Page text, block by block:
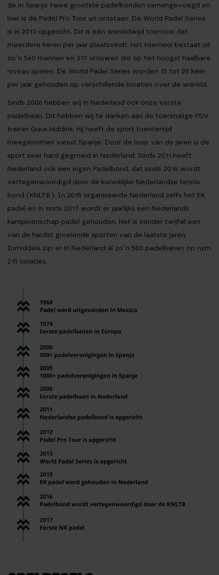
de in Spanje twee grootste padelbonden samengevoegd en
hier is de Padel Pro Tour uit ontstaan. De World Padel Series
is in 2013 opgericht. Dit is een wereldwijd toernooi dat
meerdere keren per jaar plaatsvindt. Het toernooi bestaat uit
zo’n 560 mannen en 317 vrouwen die op het hoogst haalbare
niveau spelen. De World Padel Series worden 15 tot 20 keer
per jaar gehouden op verschillende locaties over de wereld.
Sinds 2006 hebben wij in Nederland ook onze eerste
padelbaan. Dit hebben wij te danken aan de toenmalige PSV
trainer Guus Hiddink. Hij heeft de sport toentertijd
meegenomen vanuit Spanje. Door de loop van de jaren is de
sport zeer hard gegroeid in Nederland. Sinds 2011 heeft
Nederland ook een eigen Padelbond, dat sinds 2016 wordt
vertegenwoordigd door de koninklijke Nederlandse tennis
bond (KNLTB). In 2015 organiseerde Nederland zelfs het EK
padel en in sinds 2017 wordt er jaarlijks een Nederlands
kampioenschap padel gehouden. Het is zonder twijfel een
van de hardst groeiende sporten van de laatste jaren.
Inmiddels zijn er in Nederland al zo’n 500 padelbanen op ruim
215 locaties.